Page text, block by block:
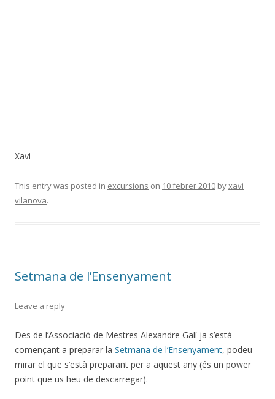
Xavi
This entry was posted in excursions on 10 febrer 2010 byxavi
vilanova.
Setmana de l’Ensenyament
Leave a reply
Des de l’Associació de Mestres Alexandre Galí ja s’està
començant a preparar la Setmana de l’Ensenyament, podeu
mirar el que s’està preparant per a aquest any (és un power
point que us heu de descarregar).